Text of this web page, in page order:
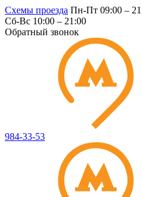
Схемы проезда Пн-Пт 09:00 –
Сб-Вс 10:00 – 21:00
Обратный звонок
984-33-53